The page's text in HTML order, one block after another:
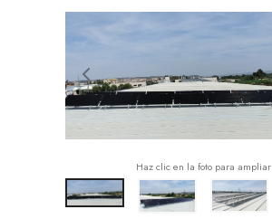
Haz clic en la foto para ampliar